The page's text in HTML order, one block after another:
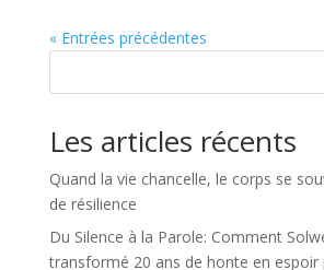
« Entrées précédentes
Les articles récents
Quand la vie chancelle, le corps se
de résilience
Du Silence à la Parole: Comment
transformé 20 ans de honte en espoir